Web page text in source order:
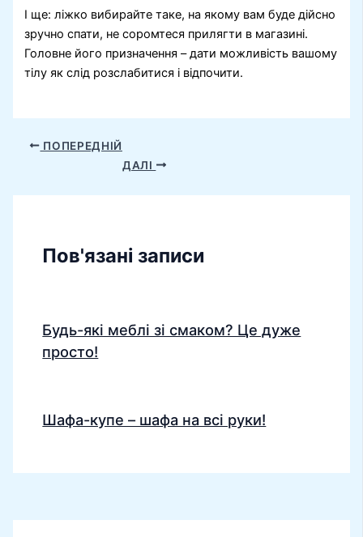
І ще: ліжко вибирайте таке, на якому вам буде дійсно
зручно спати, не соромтеся прилягти в магазині.
Головне його призначення – дати можливість вашому
тілу як слід розслабитися і відпочити.
ПОПЕРЕДНІЙ
ДАЛІ
Пов'язані записи
Будь-які меблі зі смаком? Це дуже
просто!
Шафа-купе – шафа на всі руки!